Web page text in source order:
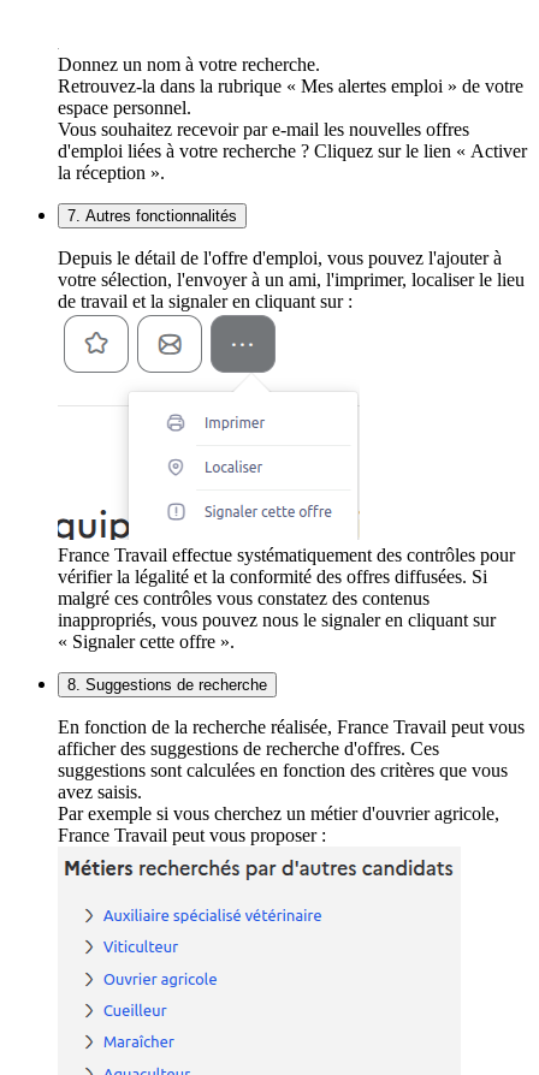
Donnez un nom à votre recherche.
Retrouvez-la dans la rubrique « Mes alertes emploi » de votre
espace personnel.
Vous souhaitez recevoir par e-mail les nouvelles offres
d'emploi liées à votre recherche ? Cliquez sur le lien « Activer
la réception ».
7. Autres fonctionnalités
Depuis le détail de l'offre d'emploi, vous pouvez l'ajouter à
votre sélection, l'envoyer à un ami, l'imprimer, localiser le lieu
de travail et la signaler en cliquant sur :
France Travail effectue systématiquement des contrôles pour
vérifier la légalité et la conformité des offres diffusées. Si
malgré ces contrôles vous constatez des contenus
inappropriés, vous pouvez nous le signaler en cliquant sur
« Signaler cette offre ».
8. Suggestions de recherche
En fonction de la recherche réalisée, France Travail peut vous
afficher des suggestions de recherche d'offres. Ces
suggestions sont calculées en fonction des critères que vous
avez saisis.
Par exemple si vous cherchez un métier d'ouvrier agricole,
France Travail peut vous proposer :